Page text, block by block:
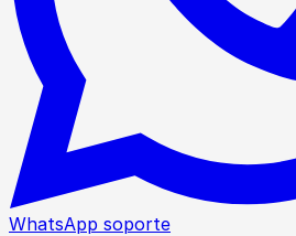
WhatsApp soporte